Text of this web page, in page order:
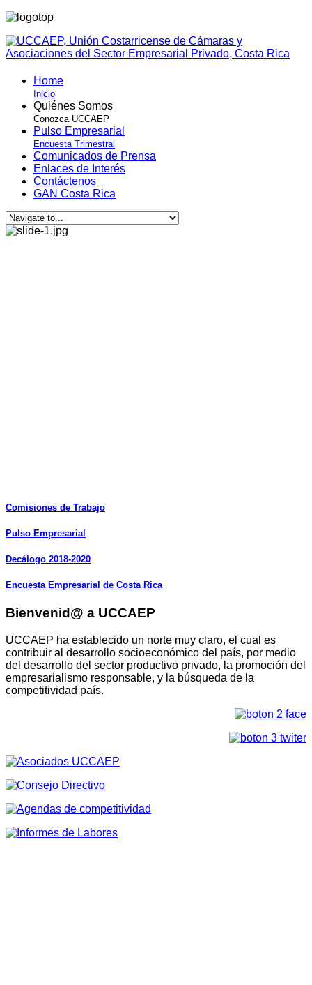
Home
Inicio
Quiénes Somos
Conozca UCCAEP
Pulso Empresarial
Encuesta Trimestral
Comunicados de Prensa
Enlaces de Interés
Contáctenos
GAN Costa Rica
Comisiones de Trabajo
Pulso Empresarial
Decálogo 2018-2020
Encuesta Empresarial de Costa Rica
Bienvenid@ a UCCAEP
UCCAEP ha establecido un norte muy claro, el cual es
contribuir al desarrollo socioeconómico del país, por medio
del desarrollo del sector productivo privado, la promoción del
empresarialismo responsable, y la búsqueda de la
competitividad país.